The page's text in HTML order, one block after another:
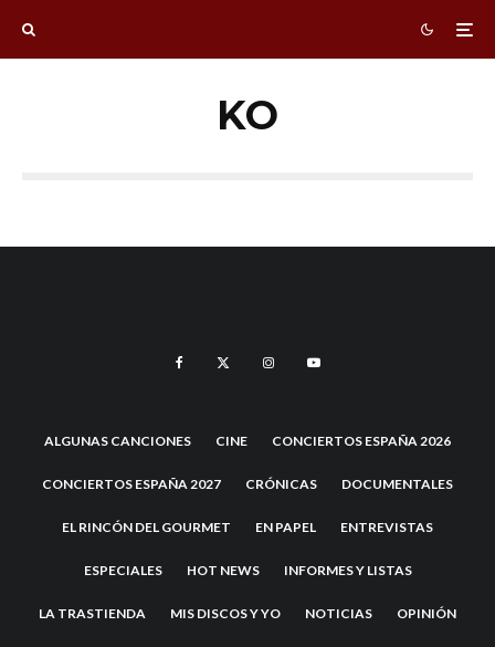
KO
ALGUNAS CANCIONES CINE CONCIERTOS ESPAÑA 2026
CONCIERTOS ESPAÑA 2027 CRÓNICAS DOCUMENTALES
EL RINCÓN DEL GOURMET EN PAPEL ENTREVISTAS
ESPECIALES HOT NEWS INFORMES Y LISTAS
LA TRASTIENDA MIS DISCOS Y YO NOTICIAS OPINIÓN